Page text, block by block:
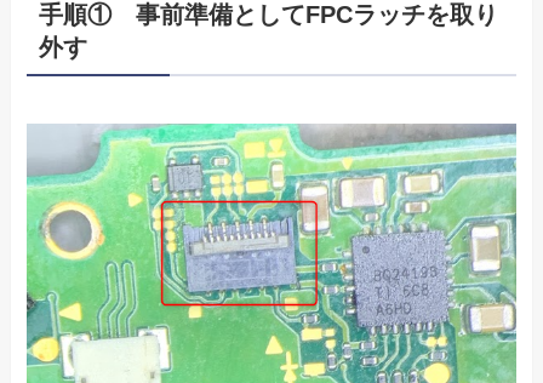
手順① 事前準備としてFPCラッチを取り
外す